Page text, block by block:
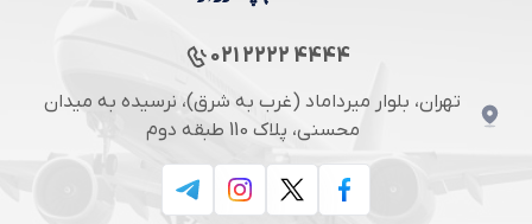
021 2222 4444
تهران، بلوار میرداماد (غرب به شرق)، نرسیده به میدان
محسنی، پلاک 110 طبقه دوم